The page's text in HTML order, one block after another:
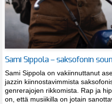
Sami Sippola – saksofonin
Sami Sippola on vakiinnuttanut
jazzin kiinnostavimmista
genrerajojen rikkomista. Rap ja
on, että musiikilla on jotain